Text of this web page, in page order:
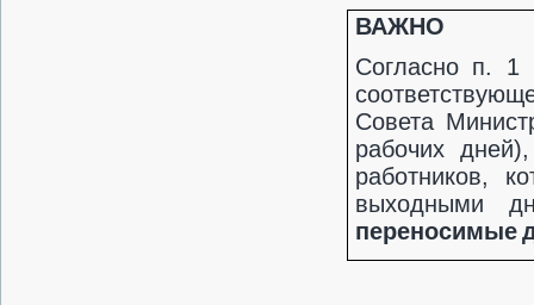
ВАЖНО
Согласно п.
Совета
рабочих
работников,
выходными
переносимые